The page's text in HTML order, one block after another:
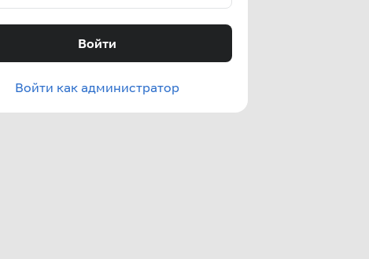
Войти
Войти как администратор